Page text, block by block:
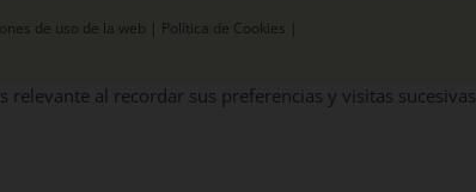
de uso de la web Política de Cookies
al recordar sus preferencias y visitas